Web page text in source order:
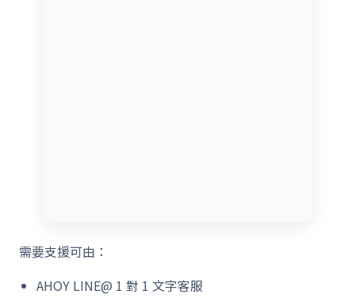
需要支援可由：
AHOY LINE@ 1 對 1 文字客服